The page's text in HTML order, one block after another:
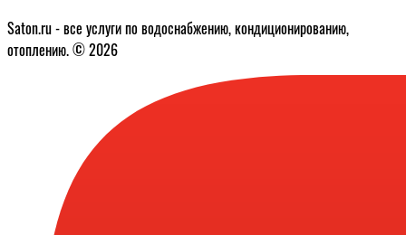
Saton.ru - все услуги по водоснабжению, кондиционированию,
отоплению. © 2026